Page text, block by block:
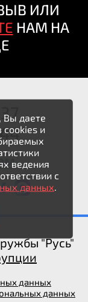
ИЛИ
НАМ НА
"Русь"
данных
данных
Вы даете
cookies и
ведения
с
данных